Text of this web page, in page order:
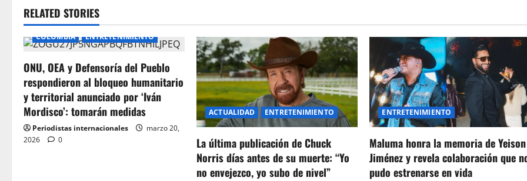
n
a
v
i
g
a
RELATED STORIES
COLOMBIA ENTRETENIMIENTO
ONU, OEA y Defensoría del Pueblo
respondieron al bloqueo humanitario
y territorial anunciado por ‘Iván
Mordisco’: tomarán medidas
Periodistas internacionales
marzo 20,
2026
0
ACTUALIDAD ENTRETENIMIENTO
La última publicación de Chuck
Norris días antes de su muerte: “Yo
no envejezco, yo subo de nivel”
ENTRETENIMIENTO
Maluma honra la memoria de Yeison
Jiménez y revela colaboración que
pudo estrenarse en vida